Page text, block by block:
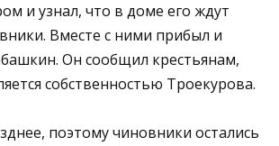
и узнал, что в доме его ждут
Вместе с ними прибыл и
Он сообщил крестьянам,
собственностью Троекурова.
поэтому чиновники остались